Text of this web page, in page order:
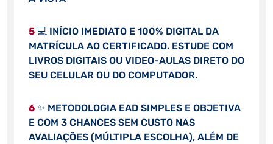
5💻 INÍCIO IMEDIATO E 100% DIGITAL DA
MATRÍCULA AO CERTIFICADO. ESTUDE COM
LIVROS DIGITAIS OU VIDEO-AULAS DIRETO DO
SEU CELULAR OU DO COMPUTADOR.
6✨ METODOLOGIA EAD SIMPLES E OBJETIVA
E COM 3 CHANCES SEM CUSTO NAS
AVALIAÇÕES (MÚLTIPLA ESCOLHA), ALÉM DE